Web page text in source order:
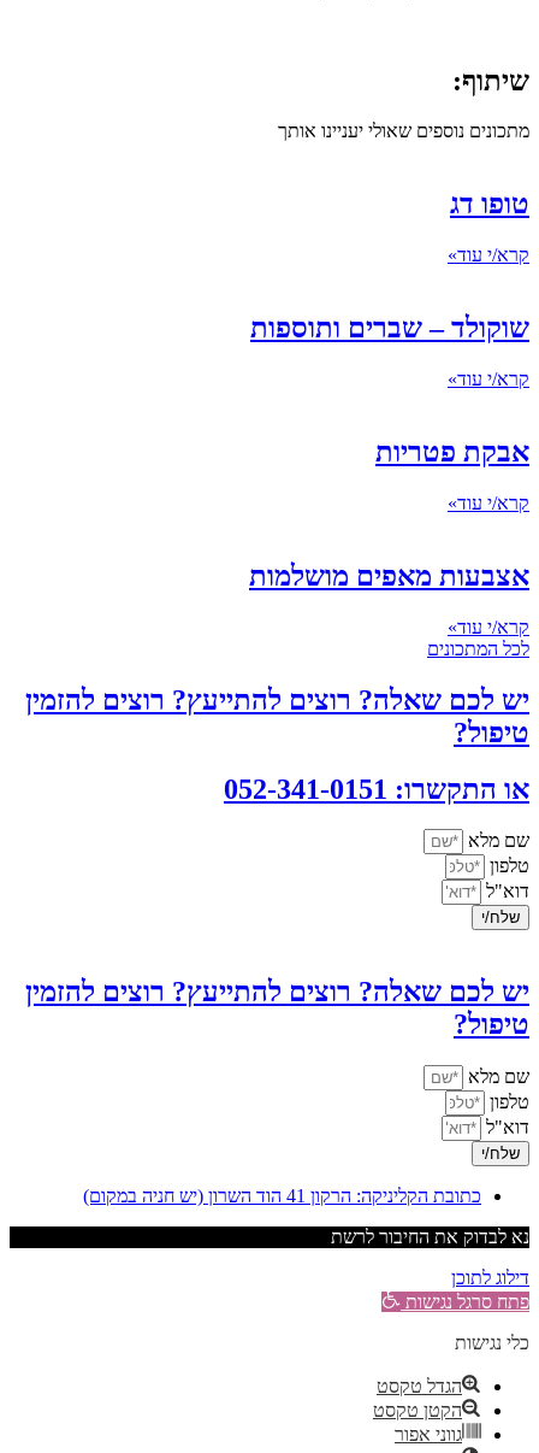
שיתוף:
מתכונים נוספים שאולי יעניינו אותך
טופו דג
קרא/י עוד»
שוקולד – שברים ותוספות
קרא/י עוד»
אבקת פטריות
קרא/י עוד»
אצבעות מאפים מושלמות
קרא/י עוד»
לכל המתכונים
יש לכם שאלה? רוצים להתייעץ? רוצים להזמין
טיפול?
או התקשרו: 052-341-0151
שם מלא
טלפון
דוא"ל
שלח/י
יש לכם שאלה? רוצים להתייעץ? רוצים להזמין
טיפול?
שם מלא
טלפון
דוא"ל
שלח/י
כתובת הקליניקה: הרקון 41 הוד השרון (יש חניה במקום)
נא לבדוק את החיבור לרשת
דילוג לתוכן
פתח סרגל נגישות
כלי נגישות
הגדל טקסט
הקטן טקסט
גווני אפור